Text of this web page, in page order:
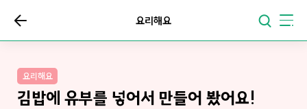
요리해요
요리해요
김밥에 유부를 넣어서 만들어 봤어요!